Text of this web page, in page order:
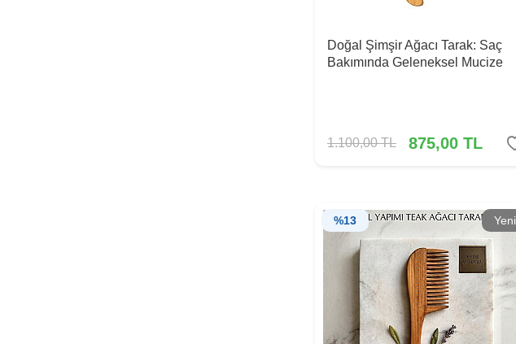
Doğal Şimşir Ağacı Tarak: Saç
Bakımında Geleneksel Mucize
1.100,00TL 875,00 TL
%13 Yeni